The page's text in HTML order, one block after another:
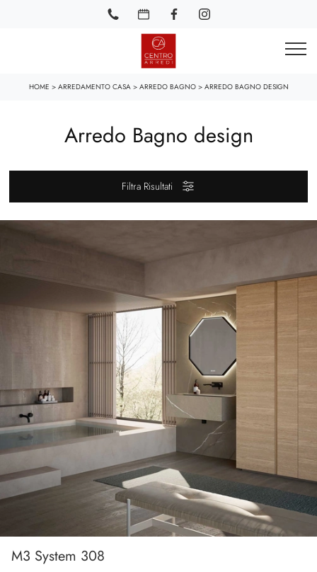
HOME > ARREDAMENTO CASA> ARREDO BAGNO> ARREDO BAGNO DESIGN
Arredo Bagno design
Filtra Risultati
M3 System 308